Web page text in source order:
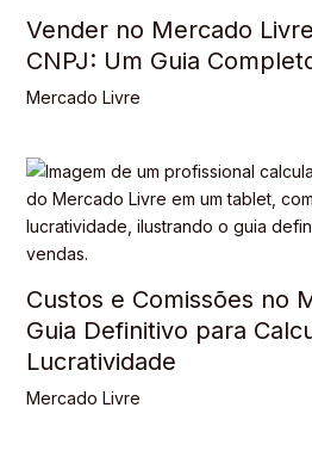
Vender no Mercado
CNPJ: Um Guia
Mercado Livre
Custos e Comissões no
Guia Definitivo para
Lucratividade
Mercado Livre